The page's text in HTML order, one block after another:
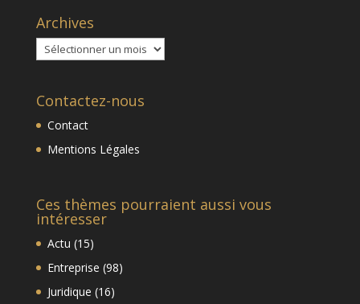
Archives
Archives
Contactez-nous
Contact
Mentions Légales
Ces thèmes pourraient aussi vous
intéresser
Actu (15)
Entreprise (98)
Juridique (16)